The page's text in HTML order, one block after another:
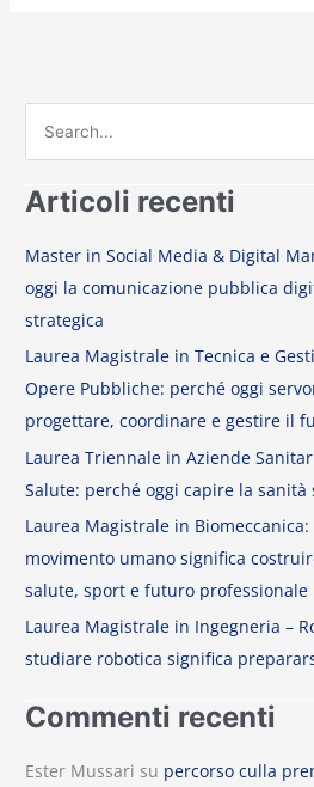
e
r
a
:
Articoli recenti
Master in Social Media & Digital
oggi la comunicazione pubblica
strategica
Laurea Magistrale in Tecnica e
Opere Pubbliche: perché oggi
progettare, coordinare e gestire il
Laurea Triennale in Aziende
Salute: perché oggi capire la
Laurea Magistrale in
movimento umano significa
salute, sport e futuro professionale
Laurea Magistrale in Ingegneria –
studiare robotica significa
Commenti recenti
Ester Mussari su percorso culla